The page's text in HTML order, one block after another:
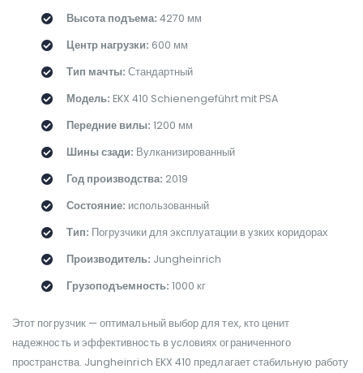
Высота подъема: 4270 мм
Центр нагрузки: 600 мм
Тип мачты: Стандартный
Модель: EKX 410 Schienengeführt mit PSA
Передние вилы: 1200 мм
Шины сзади: Вулканизированный
Год производства: 2019
Состояние: использованный
Тип: Погрузчики для эксплуатации в узких коридорах
Производитель: Jungheinrich
Грузоподъемность: 1000 кг
Этот погрузчик — оптимальный выбор для тех, кто ценит
надежность и эффективность в условиях ограниченного
пространства. Jungheinrich EKX 410 предлагает стабильную работу